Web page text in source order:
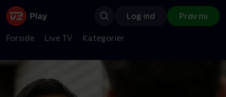
Log ind Prøv nu
Forside Live TV Kategorier